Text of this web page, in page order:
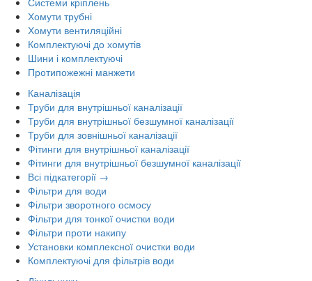
Хомути трубні
Хомути вентиляційні
Комплектуючі до хомутів
Шини і комплектуючі
Протипожежні манжети
Каналізація
Труби для внутрішньої каналізації
Труби для внутрішньої безшумної каналізації
Труби для зовнішньої каналізації
Фітинги для внутрішньої каналізації
Фітинги для внутрішньої безшумної каналізації
Всі підкатегорії →
Фільтри для води
Фільтри зворотного осмосу
Фільтри для тонкої очистки води
Фільтри проти накипу
Установки комплексної очистки води
Комплектуючі для фільтрів води